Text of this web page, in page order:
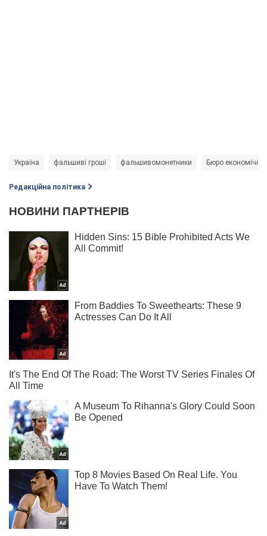
Україна фальшиві гроші фальшивомонетники Бюро
Редакційна політика